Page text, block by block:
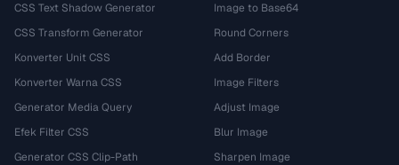
CSS Text Shadow Generator
CSS Transform Generator
Konverter Unit CSS
Konverter Warna CSS
Generator Media Query
Efek Filter CSS
Generator CSS Clip-Path
Image to Base64
Round Corners
Add Border
Image Filters
Adjust Image
Blur Image
Sharpen Image